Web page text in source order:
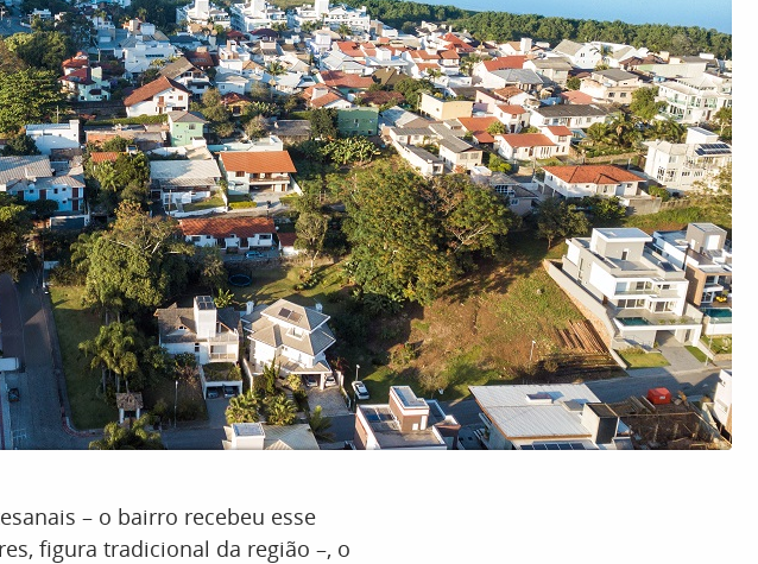
– o bairro recebeu esse
figura tradicional da região –, o